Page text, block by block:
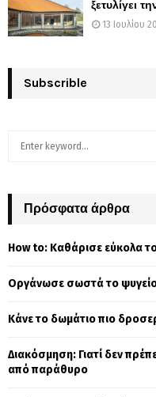
ξετυλίγει
13 Ιουλίου
Subscrible
h
o
:
Πρόσφατα άρθρα
How to: Καθάρισε εύκολα
Οργάνωσε σωστά το
Κάνε το δωμάτιο πιο
Διακόσμηση: Γιατί δεν
από παράθυρο